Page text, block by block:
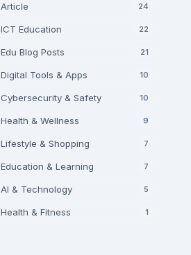
Article 24
ICT Education 22
Edu Blog Posts 21
Digital Tools & Apps 10
Cybersecurity & Safety 10
Health & Wellness 9
Lifestyle & Shopping 7
Education & Learning 7
AI & Technology 5
Health & Fitness 1